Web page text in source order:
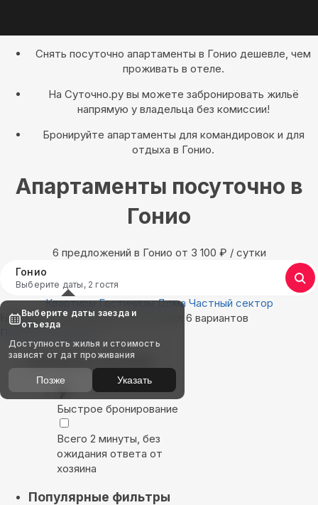
Снять посуточно апартаменты в Гонио дешевле, чем
проживать в отеле.
На Суточно.ру вы можете забронировать жильё
напрямую у владельца без комиссии!
Бронируйте апартаменты для командировок и для
отдыха в Гонио.
Апартаменты посуточно в
Гонио
6 предложений в Гонио oт 3 100 ₽ / сутки
Гонио
Выберите даты, 2 гостя
Квартиры Гостиницы Дома Частный сектор
Найдём, где остановиться в Гонио: 6 вариантов
Показать на карте
Выбирайте лучшее
Быстрое бронирование
Всего 2 минуты, без
ожидания ответа от
хозяина
Популярные фильтры
Выберите даты заезда и
отъезда
Доступность жилья и стоимость
зависят от дат проживания
Позже Указать